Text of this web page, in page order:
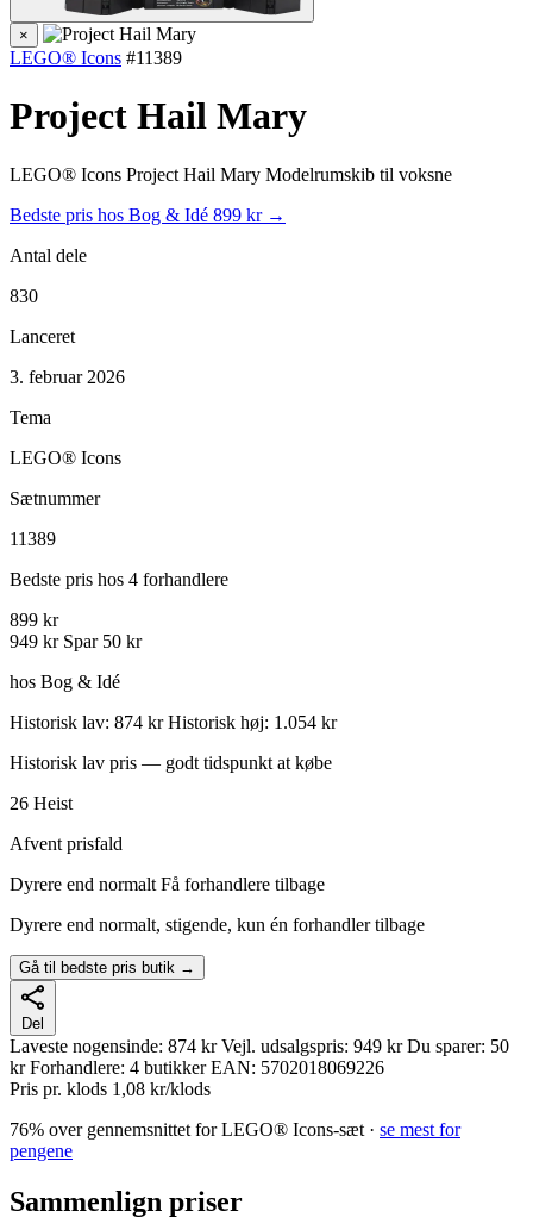
×
LEGO® Icons #11389
Project Hail Mary
LEGO® Icons Project Hail Mary Modelrumskib til voksne
Bedste pris hos Bog & Idé 899 kr →
Antal dele
830
Lanceret
3. februar 2026
Tema
LEGO® Icons
Sætnummer
11389
Bedste pris hos 4 forhandlere
899 kr
949 kr Spar 50 kr
hos Bog & Idé
Historisk lav: 874 kr Historisk høj: 1.054 kr
Historisk lav pris — godt tidspunkt at købe
26 Heist
Afvent prisfald
Dyrere end normalt Få forhandlere tilbage
Dyrere end normalt, stigende, kun én forhandler tilbage
Gå til bedste pris butik →
Del
Laveste nogensinde: 874 kr Vejl. udsalgspris: 949 kr Du sparer: 50
kr Forhandlere: 4 butikker EAN: 5702018069226
Pris pr. klods 1,08 kr/klods
76% over gennemsnittet for LEGO® Icons-sæt · se mest for
pengene
Sammenlign priser